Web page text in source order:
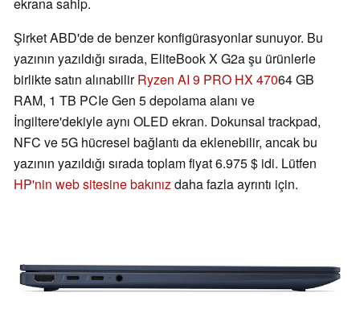
Şirket ABD'de de benzer konfigürasyonlar sunuyor. Bu
yazının yazıldığı sırada, EliteBook X G2a şu ürünlerle
birlikte satın alınabilirRyzen AI 9 PRO HX 47064 GB
RAM, 1 TB PCIe Gen 5 depolama alanı ve
İngiltere'dekiyle aynı OLED ekran. Dokunsal trackpad,
NFC ve 5G hücresel bağlantı da eklenebilir, ancak bu
yazının yazıldığı sırada toplam fiyat 6.975 $ idi. Lütfen
HP'nin web sitesine bakınız daha fazla ayrıntı için.